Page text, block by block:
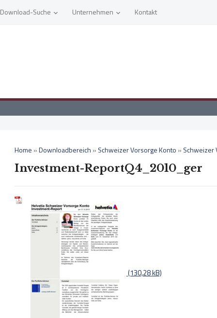
Download-Suche Unternehmen Kontakt
Home »Downloadbereich » Schweizer Vorsorge Konto » Schweizer
Investment-ReportQ4_2010_ger